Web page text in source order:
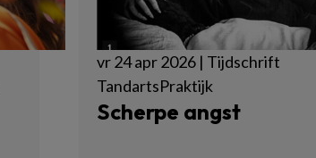
vr 24 apr 2026 | Tijdschrift
TandartsPraktijk
Scherpe angst